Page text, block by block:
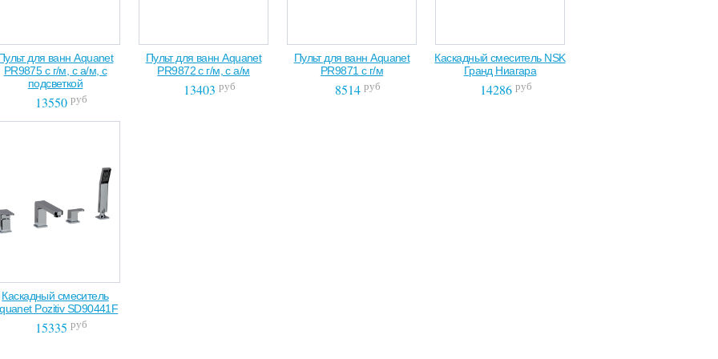
для ванн Aquanet
PR9875 с г/м, с а/м, с
подсветкой
13550 руб
Пульт для ванн Aquanet
PR9872 с г/м, с а/м
13403 руб
Пульт для ванн Aquanet
PR9871 с г/м
8514 руб
Каскадный смеситель NSK
Гранд Ниагара
14286 руб
Каскадный смеситель
Pozitiv SD90441F
15335 руб